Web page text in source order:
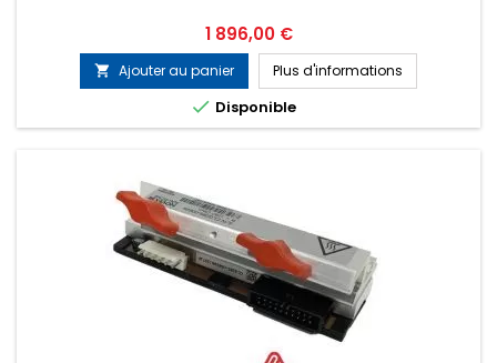
Prix
1 896,00 €
 Ajouter au panier Plus d'informations
 Disponible